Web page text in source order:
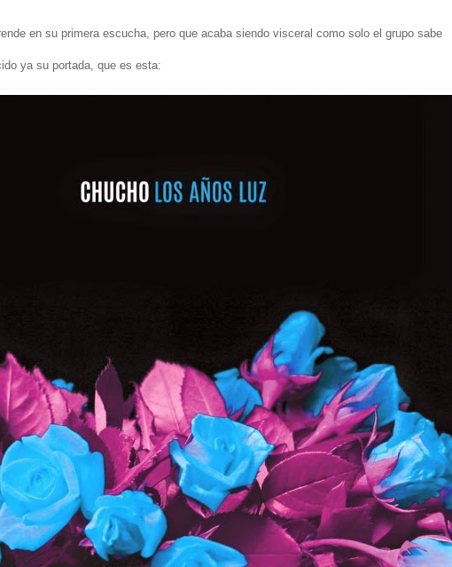
en su primera escucha, pero que acaba siendo visceral como solo el grupo sabe
ya su portada, que es esta: